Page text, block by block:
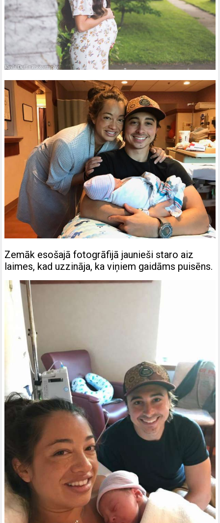
Zemāk esošajā fotogrāfijā jaunieši staro aiz
laimes, kad uzzināja, ka viņiem gaidāms puisēns.